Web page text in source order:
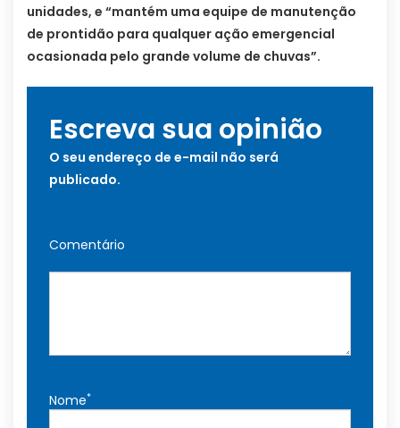
unidades, e “mantém uma equipe de manutenção
de prontidão para qualquer ação emergencial
ocasionada pelo grande volume de chuvas”.
Escreva sua opinião
O seu endereço de e-mail não será
publicado.
Comentário
Nome*